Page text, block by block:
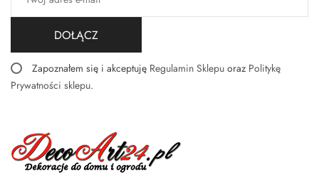
DOŁĄCZ
Zapoznałem się i akceptuję Regulamin Sklepu oraz Politykę
Prywatności sklepu.